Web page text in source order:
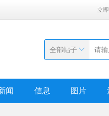
立
全部帖子
闻 信息 图片